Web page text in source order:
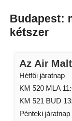
Budapest:
kétszer
Az Air
Hétfői járatnap
KM 520 MLA
KM 521 BUD
Pénteki járatnap